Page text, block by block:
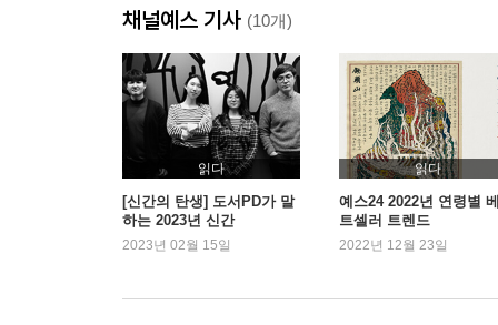
채널예스 기사 (10개)
읽다
[신간의 탄생] 도서PD가 말
하는 2023년 신간
2023년 02월 15일
읽다
예스24 2022년 연령별
트셀러 트렌드
2022년 12월 23일